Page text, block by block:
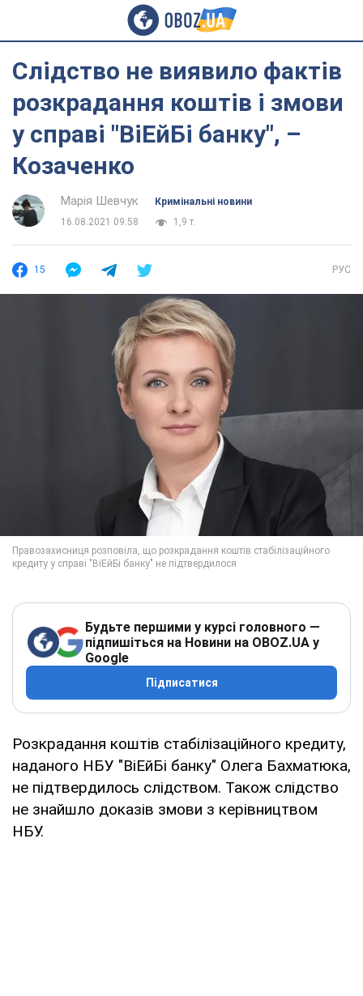
Слідство не виявило фактів
розкрадання коштів і змови
у справі "ВіЕйБі банку", –
Козаченко
Марія Шевчук
Кримінальні новини
16.08.2021 09:58
1,9 т.
15 РУС
Будьте першими у курсі головного —
підпишіться на Новини на OBOZ.UA у
Google
Підписатися
Розкрадання коштів стабілізаційного кредиту,
наданого НБУ "ВіЕйБі банку" Олега Бахматюка,
не підтвердилось слідством. Також слідство
не знайшло доказів змови з керівництвом
НБУ.